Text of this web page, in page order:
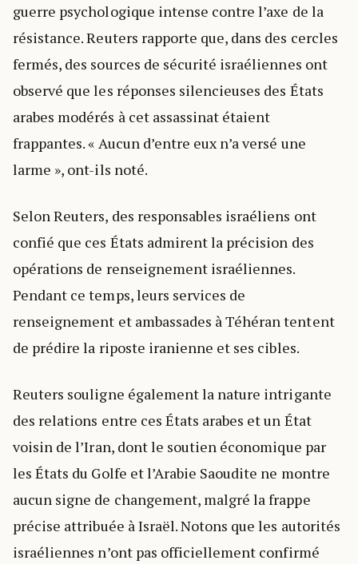
guerre psychologique intense contre l’axe de la
résistance. Reuters rapporte que, dans des cercles
fermés, des sources de sécurité israéliennes ont
observé que les réponses silencieuses des États
arabes modérés à cet assassinat étaient
frappantes. « Aucun d’entre eux n’a versé une
larme », ont-ils noté.
Selon Reuters, des responsables israéliens ont
confié que ces États admirent la précision des
opérations de renseignement israéliennes.
Pendant ce temps, leurs services de
renseignement et ambassades à Téhéran tentent
de prédire la riposte iranienne et ses cibles.
Reuters souligne également la nature intrigante
des relations entre ces États arabes et un État
voisin de l’Iran, dont le soutien économique par
les États du Golfe et l’Arabie Saoudite ne montre
aucun signe de changement, malgré la frappe
précise attribuée à Israël. Notons que les autorités
israéliennes n’ont pas officiellement confirmé